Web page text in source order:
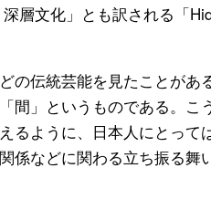
層文化」とも訳される「
の伝統芸能を見たことがあ
間」というものである。こ
るように、日本人にとって
係などに関わる立ち振る舞